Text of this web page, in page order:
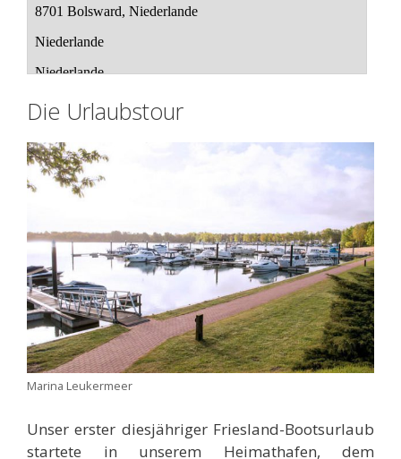
Die Urlaubstour
Marina Leukermeer
Unser erster diesjähriger Friesland-Bootsurlaub
startete in unserem Heimathafen, dem